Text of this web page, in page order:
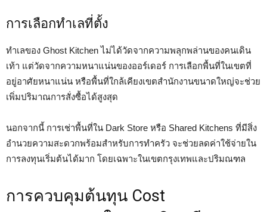
การเลือกทำเลที่ตั้ง
ทำเลของ Ghost Kitchen ไม่ได้วัดจากความพลุกพล่านของคนเดิน
เท้า แต่วัดจากความหนาแน่นของออร์เดอร์ การเลือกพื้นที่ในเขตที่
อยู่อาศัยหนาแน่น หรือพื้นที่ใกล้เคียงเขตสำนักงานขนาดใหญ่จะช่วย
เพิ่มปริมาณการสั่งซื้อได้สูงสุด
นอกจากนี้ การเช่าพื้นที่ใน Dark Store หรือ Shared Kitchens ที่มีสิ่ง
อำนวยความสะดวกพร้อมสำหรับการทำครัว จะช่วยลดค่าใช้จ่ายใน
การลงทุนเริ่มต้นได้มาก โดยเฉพาะในเขตกรุงเทพและปริมณฑล
การควบคุมต้นทุน Cost